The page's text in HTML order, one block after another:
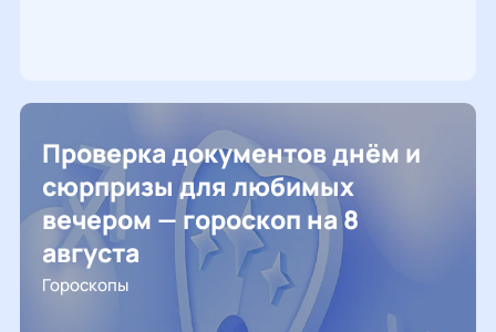
Проверка документов днём и
сюрпризы для любимых
вечером — гороскоп на 8
августа
Гороскопы